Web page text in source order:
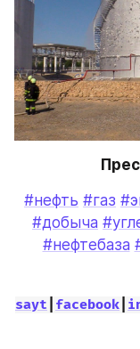
#нефть #газ
#добыча
#нефтебаза
sayt facebook